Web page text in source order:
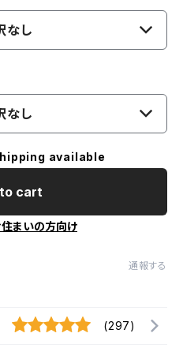
なし
なし
available
cart
まいの方向け
通報する
(297)